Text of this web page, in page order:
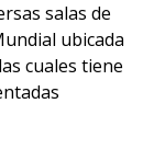
salas de
ubicada
cuales tiene